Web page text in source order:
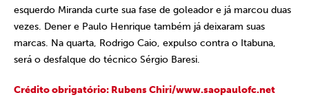
esquerdo Miranda curte sua fase de goleador e já marcou duas
vezes. Dener e Paulo Henrique também já deixaram suas
marcas. Na quarta, Rodrigo Caio, expulso contra o Itabuna,
será o desfalque do técnico Sérgio Baresi.
Crédito obrigatório: Rubens Chiri/www.saopaulofc.net